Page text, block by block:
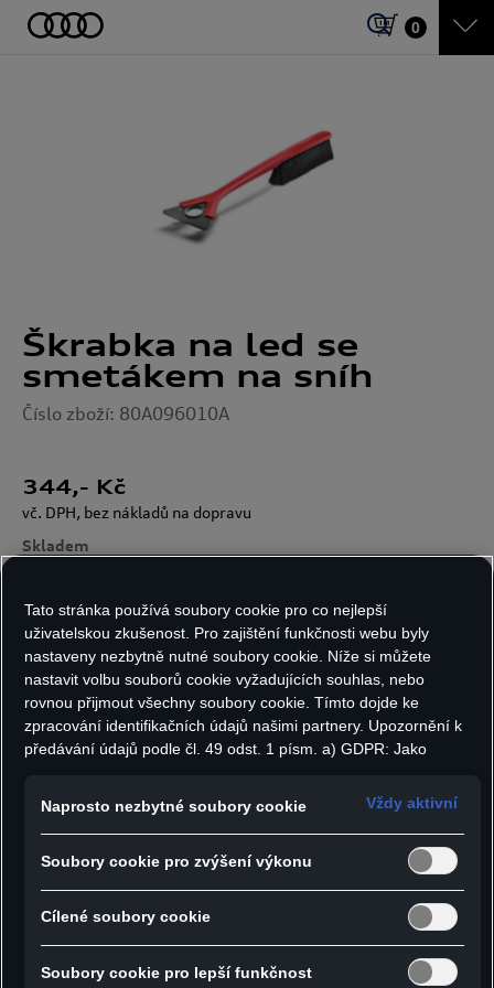
0
Škrabka na led se
smetákem na sníh
Číslo zboží: 80A096010A
344,- Kč
vč. DPH, bez nákladů na dopravu
Skladem
Počet kusů:
Do košíku
Tato stránka používá soubory cookie pro co nejlepší
uživatelskou zkušenost. Pro zajištění funkčnosti webu byly
nastaveny nezbytně nutné soubory cookie. Níže si můžete
nastavit volbu souborů cookie vyžadujících souhlas, nebo
rovnou přijmout všechny soubory cookie. Tímto dojde ke
zpracování identifikačních údajů našimi partnery. Upozornění k
předávání údajů podle čl. 49 odst. 1 písm. a) GDPR: Jako
používán Google Analytics. Nelze vyloučit, že společnost
Google Ireland jako náš smluvní partner předává osobní údaje
státech neexistuje úroveň ochrany osobních údajů věcně
rovnocenná Evropské unii a chybí rozhodnutí Evropské komise
o odpovídající ochraně. Z toho pro vás mohou vyplývat rizika,
protože v USA nemůžete účinně uplatnit svá práva subjektu
údajů, v USA neexistují zásady ochrany osobních údajů a nelze
vyloučit, že na základě platných zákonů mohou bezpečnostní
Naprosto nezbytné soubory cookie Vždy aktivní
Soubory cookie pro zvýšení výkonu
Cílené soubory cookie
Soubory cookie pro lepší funkčnost